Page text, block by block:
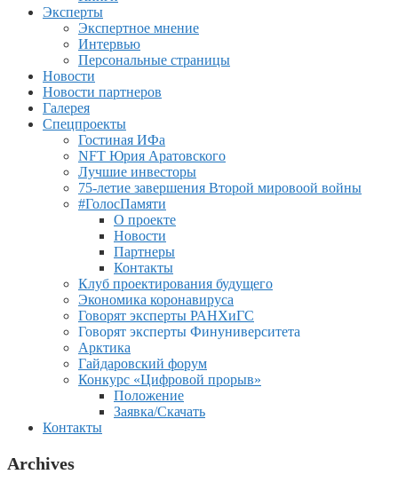
Эксперты
Экспертное мнение
Интервью
Персональные страницы
Новости
Новости партнеров
Галерея
Спецпроекты
Гостиная ИФа
NFT Юрия Аратовского
Лучшие инвесторы
75-летие завершения Второй мировоой войны
#ГолосПамяти
О проекте
Новости
Партнеры
Контакты
Клуб проектирования будущего
Экономика коронавируса
Говорят эксперты РАНХиГС
Говорят эксперты Финуниверситета
Арктика
Гайдаровский форум
Конкурс «Цифровой прорыв»
Положение
Заявка/Скачать
Контакты
Archives